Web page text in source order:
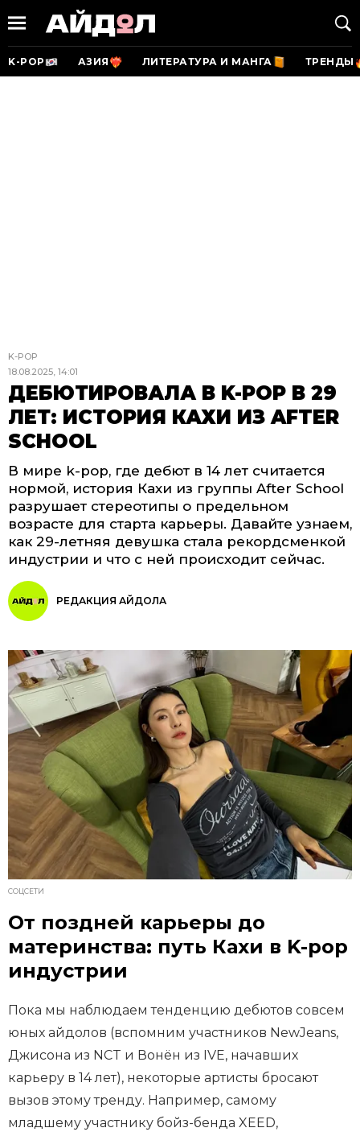
K-POP АЗИЯ ЛИТЕРАТУРА И МАНГА ТРЕНДЫ
K-POP
18.08.2025, 14:01
ДЕБЮТИРОВАЛА В K-POP В 29
ЛЕТ: ИСТОРИЯ КАХИ ИЗ AFTER
SCHOOL
В мире k-pop, где дебют в 14 лет считается
нормой, история Кахи из группы After School
разрушает стереотипы о предельном
возрасте для старта карьеры. Давайте узнаем,
как 29-летняя девушка стала рекордсменкой
индустрии и что с ней происходит сейчас.
РЕДАКЦИЯ АЙДОЛА
СОЦСЕТИ
От поздней карьеры до
материнства: путь Кахи в K-pop
индустрии
Пока мы наблюдаем тенденцию дебютов совсем
юных айдолов (вспомним участников NewJeans,
Джисона из NCT и Вонён из IVE, начавших
карьеру в 14 лет), некоторые артисты бросают
вызов этому тренду. Например, самому
младшему участнику бойз-бенда XEED,